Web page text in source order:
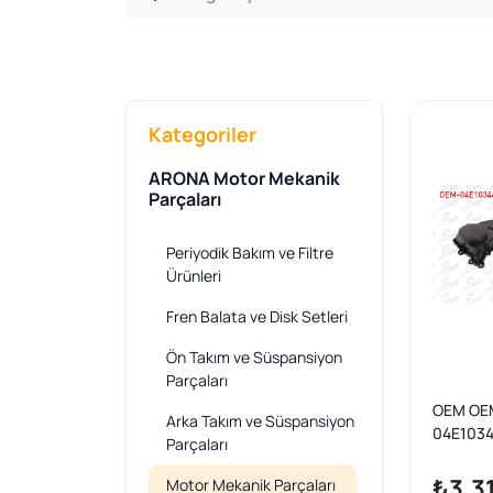
Kategoriler
ARONA Motor Mekanik
Parçaları
Periyodik Bakım ve Filtre
Ürünleri
Fren Balata ve Disk Setleri
Ön Takım ve Süspansiyon
Parçaları
Arka Takım ve Süspansiyon
Parçaları
Motor Mekanik Parçaları
OEM
Polo /